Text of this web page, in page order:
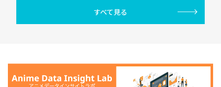
すべて見る